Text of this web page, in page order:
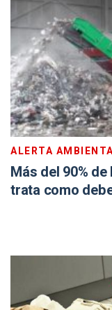
ALERTA
Más del 90%
trata como